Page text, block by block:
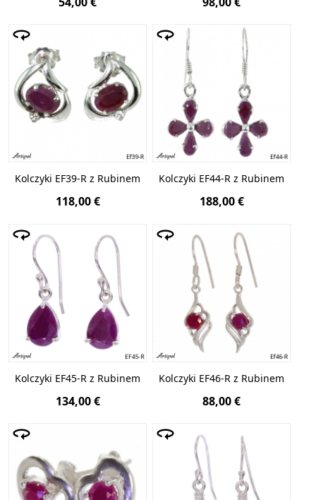
Kolczyki EF39-R z Rubinem
118,00 €
Kolczyki EF44-R z Rubinem
188,00 €
Kolczyki EF45-R z Rubinem
134,00 €
Kolczyki EF46-R z Rubinem
88,00 €